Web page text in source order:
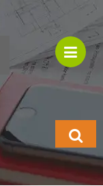
будете
искать?